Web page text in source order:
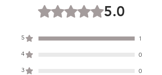
hábiles)
USA Royal Mail International
laborables
Europa Royal Mail International
Seguimiento 7-14 días laborables
Obtuvo 5 de 5 estrellas.
5.0
5
1
4
0
3
0